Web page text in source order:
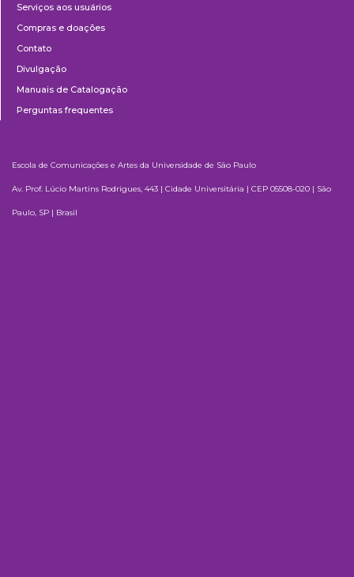
Serviços aos usuários
Compras e doações
Contato
Divulgação
Manuais de Catalogação
Perguntas frequentes
Escola de Comunicações e Artes da Universidade de São Paulo
Av. Prof. Lúcio Martins Rodrigues, 443 | Cidade Universitária | CEP 05508-020 | São
Paulo, SP | Brasil